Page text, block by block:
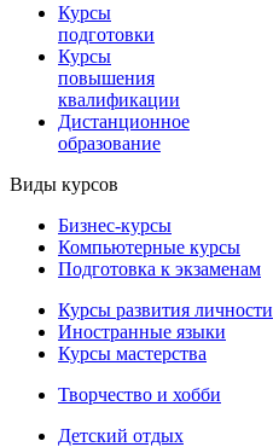
Курсы
подготовки
Курсы
повышения
квалификации
Дистанционное
образование
Виды курсов
Бизнес-курсы
Компьютерные курсы
Подготовка к экзаменам
Курсы развития личности
Иностранные языки
Курсы мастерства
Творчество и хобби
Детский отдых